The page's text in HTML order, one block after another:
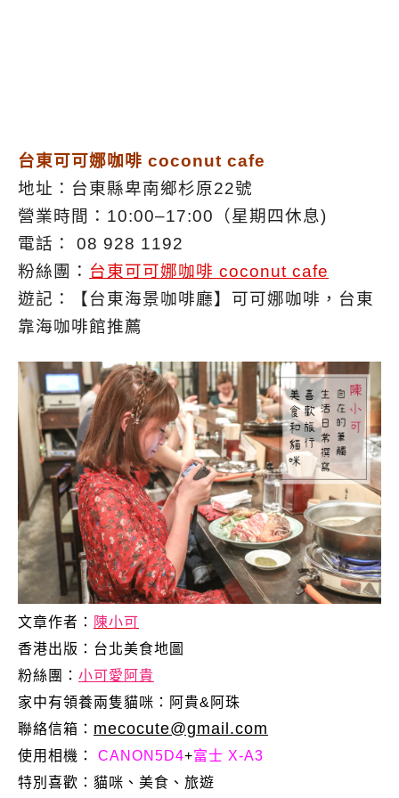
台東可可娜咖啡 coconut cafe
地址：台東縣卑南鄉杉原22號
營業時間：10:00–17:00（星期四休息)
電話： 08 928 1192
粉絲團： 台東可可娜咖啡 coconut cafe
遊記：【台東海景咖啡廳】可可娜咖啡，台東
靠海咖啡館推薦
文章作者： 陳小可
香港出版： 台北美食地圖
粉絲團： 小可愛阿貴
家中有領養兩隻貓咪：阿貴&阿珠
聯絡信箱： mecocute@gmail.com
使用相機： CANON5D4+富士 X-A3
特別喜歡： 貓咪、美食、旅遊